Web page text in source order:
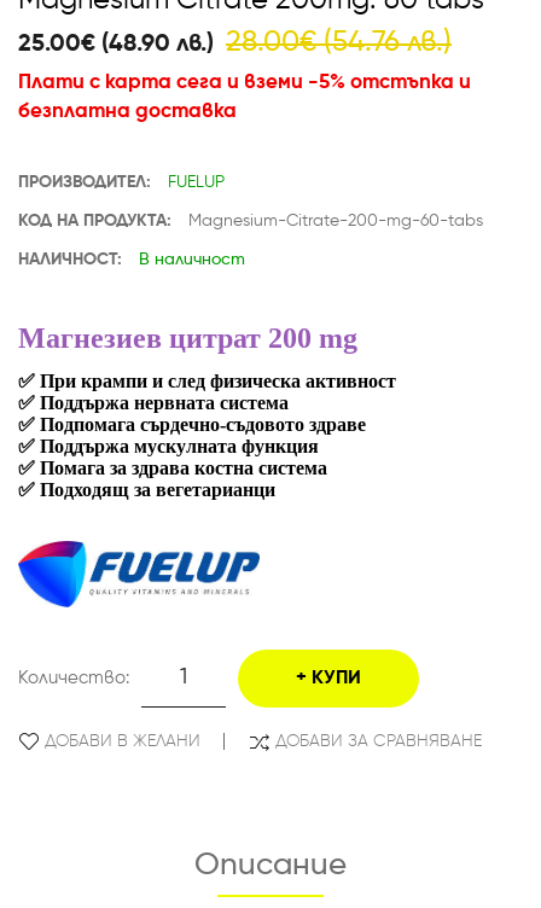
25.00€ (48.90 лв.) 28.00€ (54.76 лв.)
Плати с карта сега и вземи -5% отстъпка и
безплатна доставка
ПРОИЗВОДИТЕЛ: FUELUP
КОД НА ПРОДУКТА: Magnesium-Citrate-200-mg-60-tabs
НАЛИЧНОСТ: В наличност
Магнезиев цитрат 200 mg
✅ При крампи и след физическа активност
✅ Поддържа нервната система
✅ Подпомага сърдечно-съдовото здраве
✅ Поддържа мускулната функция
✅ Помага за здрава костна система
✅ Подходящ за вегетарианци
Количество: КУПИ
ДОБАВИ В ЖЕЛАНИ ДОБАВИ ЗА СРАВНЯВАНЕ
Описание